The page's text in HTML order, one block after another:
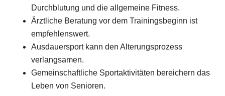
Durchblutung und die allgemeine Fitness.
Ärztliche Beratung vor dem Trainingsbeginn ist
empfehlenswert.
Ausdauersport kann den Alterungsprozess
verlangsamen.
Gemeinschaftliche Sportaktivitäten bereichern das
Leben von Senioren.